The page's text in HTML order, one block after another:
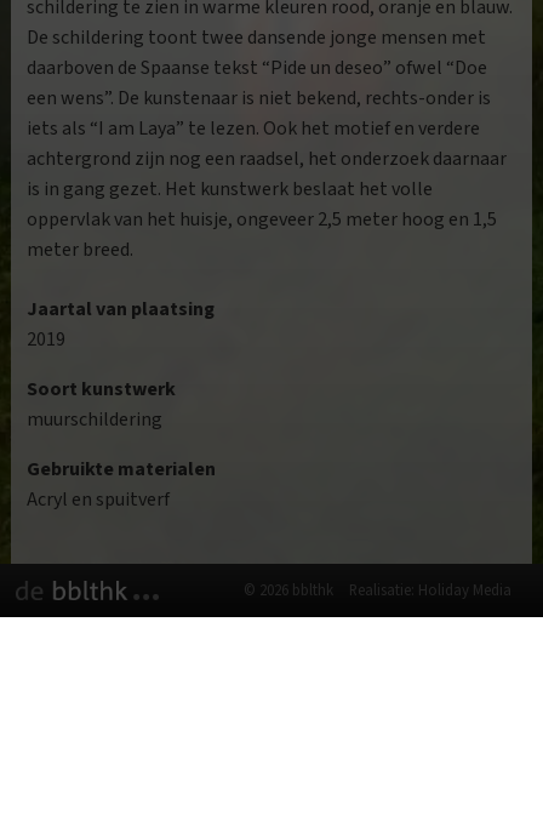
schildering te zien in warme kleuren rood, oranje en blauw.
De schildering toont twee dansende jonge mensen met
daarboven de Spaanse tekst “Pide un deseo” ofwel “Doe
een wens”. De kunstenaar is niet bekend, rechts-onder is
iets als “I am Laya” te lezen. Ook het motief en verdere
achtergrond zijn nog een raadsel, het onderzoek daarnaar
is in gang gezet. Het kunstwerk beslaat het volle
oppervlak van het huisje, ongeveer 2,5 meter hoog en 1,5
meter breed.
Jaartal van plaatsing
2019
Soort kunstwerk
muurschildering
Gebruikte materialen
Acryl en spuitverf
© 2026 bblthk Realisatie: Holiday Media